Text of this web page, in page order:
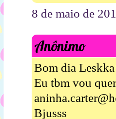
8 de maio de
Anônimo
Bom dia
Eu tbm vou
Bjusss